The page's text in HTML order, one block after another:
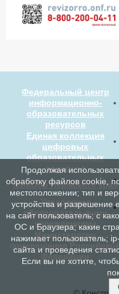
Федеральный центр
информационно-
образовательных
ресурсов
Единая коллекция
цифровых
образовательных
ресурсов
МинОбр Пермского края
Управление
образовательными
учреждениями
Министерство
просвещения Российской
Федерации
Продолжая
обработку файлов cookie,
местоположении; тип и
устройства и разрешение
на сайт пользователь; с
ОС и Браузера; какие
нажимает пользователь;
сайта и проведения
Если вы не хотите,